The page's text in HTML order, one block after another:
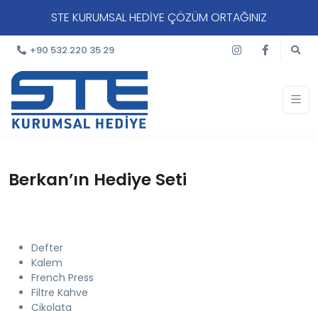
STE KURUMSAL HEDİYE ÇÖZÜM ORTAĞINIZ
+90 532 220 35 29
Berkan’ın Hediye Seti
Defter
Kalem
French Press
Filtre Kahve
Çikolata